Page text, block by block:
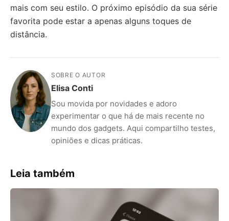
mais com seu estilo. O próximo episódio da sua série
favorita pode estar a apenas alguns toques de
distância.
SOBRE O AUTOR
Elisa Conti
Sou movida por novidades e adoro
experimentar o que há de mais recente no
mundo dos gadgets. Aqui compartilho testes,
opiniões e dicas práticas.
Leia também